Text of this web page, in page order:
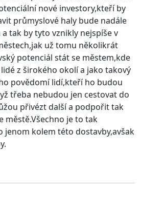
nové investory,kteří by
průmyslové haly bude nadále
tak by tyto vznikly nejspíše v
už tomu několikrát
potenciál stát se městem,kde
z širokého okolí a jako takový
povědomí lidí,kteří ho budou
třeba nebudou jen cestovat do
přivézt další a podpořit tak
městě.Všechno je to tak
jenom kolem této dostavby,avšak